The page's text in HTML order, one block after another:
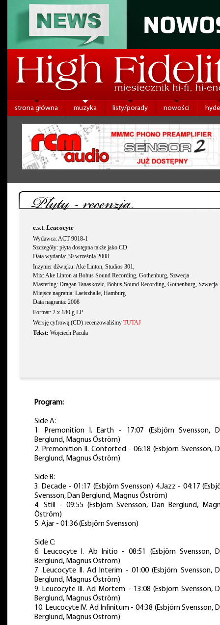
strona główna muzyka listy/porady nowości
Płyty - recenzja
e.s.t. Leucocyte
Wydawca: ACT 9018-1
Szczegóły: płyta dostępna także jako CD
Data wydania: 30 września 2008
Inżynier dźwięku: Ake Linton, Studios 301,
Mix: Ake Linton at Bohus Sound Recording, Gothenburg, Szwecja
Mastering: Dragan Tanaskovic, Bohus Sound Recording, Gothenburg, Szwecja
Miejsce nagrania: Laeiszhalle, Hamburg
Data nagrania: 2008
Format: 2 x 180 g LP
Wersję cyfrową (CD) recenzowaliśmy TUTAJ
Tekst: Wojciech Pacuła
Program:
Side A:
1. Premonition I. Earth - 17:07 (Esbjörn Svensson,
Berglund, Magnus Öström)
2. Premonition II. Contorted - 06:18 (Esbjörn Svensson,
Berglund, Magnus Öström)
Side B:
3. Decade - 01:17 (Esbjörn Svensson) 4.Jazz - 04:17
Svensson, Dan Berglund, Magnus Öström)
4. Still - 09:55 (Esbjörn Svensson, Dan Berglund,
Öström)
5. Ajar - 01:36 (Esbjörn Svensson)
Side C:
6. Leucocyte I. Ab Initio - 08:51 (Esbjörn Svensson,
Berglund, Magnus Öström)
7 .Leucocyte II. Ad Interim - 01:00 (Esbjörn Svensson,
Berglund, Magnus Öström)
9. Leucocyte III. Ad Mortem - 13:08 (Esbjörn Svensson,
Berglund, Magnus Öström)
10. Leucocyte IV. Ad Infinitum - 04:38 (Esbjörn Svensson,
Berglund, Magnus Öström)